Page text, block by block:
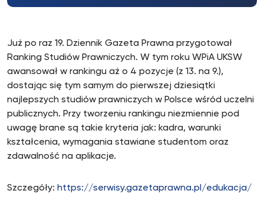
Już po raz 19. Dziennik Gazeta Prawna przygotował
Ranking Studiów Prawniczych. W tym roku WPiA UKSW
awansował w rankingu aż o 4 pozycje (z 13. na 9.),
dostając się tym samym do pierwszej dziesiątki
najlepszych studiów prawniczych w Polsce wśród uczelni
publicznych. Przy tworzeniu rankingu niezmiennie pod
uwagę brane są takie kryteria jak: kadra, warunki
kształcenia, wymagania stawiane studentom oraz
zdawalność na aplikacje.
Szczegóły: https://serwisy.gazetaprawna.pl/edukacja/